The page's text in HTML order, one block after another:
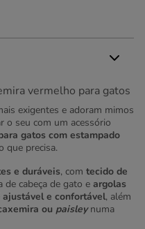
vermelho para gatos
exigentes e adoram mimos
o seu com um acessório
gatos com estampado
que precisa.
e duráveis, com tecido de
de cabeça de gato e argolas
ajustável e confortável, além
ou paisleynuma